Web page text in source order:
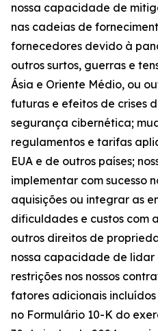
nossa capacidade de
nas cadeias de
fornecedores devido à
outros surtos, guerras e
Ásia e Oriente Médio, ou
futuras e efeitos de crises
segurança cibernética;
regulamentos e tarifas
EUA e de outros países;
implementar com sucesso
aquisições ou integrar as
dificuldades e custos com
outros direitos de
nossa capacidade de lidar
restrições nos nossos
fatores adicionais
no Formulário 10-K do